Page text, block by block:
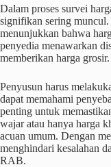
Dalam proses survei
signifikan sering
menunjukkan bahwa
penyedia menawarkan
memberikan harga grosir.
Penyusun harus
dapat memahami
penting untuk
wajar atau hanya harga
acuan umum. Dengan
menghindari kesalahan
RAB.